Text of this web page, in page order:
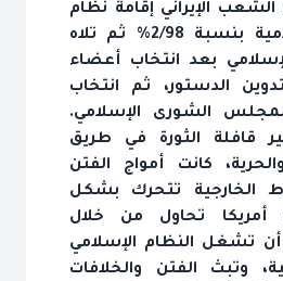
الشعب الإيراني إقامة نظام
الجمهورية الإسلامية بنسبة 2/98% ثم تلاه
بعد انتخاب أعضاء
الدستور، ثم انتخاب
الشورى الإسلامي.
قافلة الثورة في طريق
كانت أمواج الفتن
الخارجية تتحرك بشكل
أمريكا تحاول من خلال
تشغل النظام الإسلامي
وتبث الفتن والخلافات